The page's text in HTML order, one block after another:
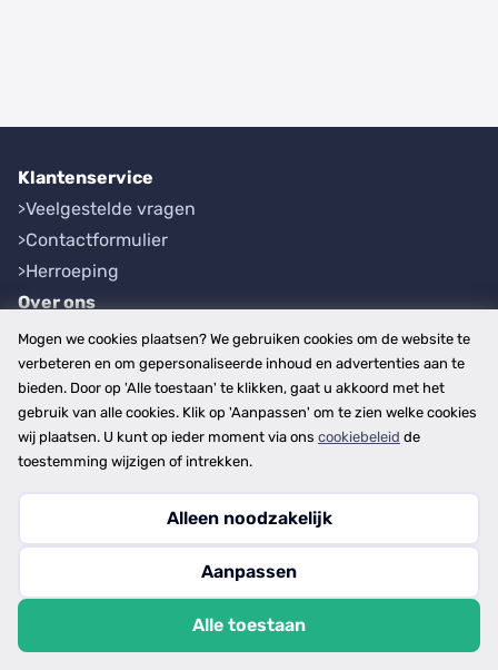
Klantenservice
Veelgestelde vragen
Contactformulier
Herroeping
Over ons
Bedrijfsgegevens
Werkwijze
Overzichten
Plaatsen
Provincies
Copyright © 2026
privacy- en cookiebeleid
Mogen we cookies plaatsen? We gebruiken cookies om de website te
verbeteren en om gepersonaliseerde inhoud en advertenties aan te
bieden. Door op 'Alle toestaan' te klikken, gaat u akkoord met het
gebruik van alle cookies. Klik op 'Aanpassen' om te zien welke cookies
wij plaatsen. U kunt op ieder moment via ons cookiebeleid de
toestemming wijzigen of intrekken.
Alleen noodzakelijk
Aanpassen
Alle toestaan